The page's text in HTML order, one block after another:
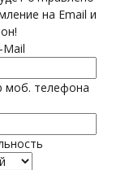
на Email и
моб. телефона